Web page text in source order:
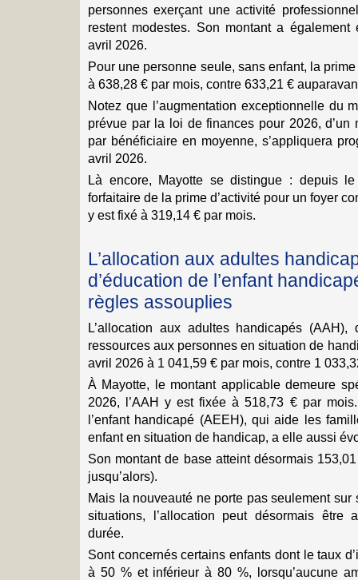
personnes exerçant une activité
restent modestes. Son montant a
avril 2026.
Pour une personne seule, sans enfant, la
à 638,28 € par mois, contre 633,21 €
Notez que l’augmentation exceptionnelle du
prévue par la loi de finances pour 2026,
par bénéficiaire en moyenne, s’appliquera
avril 2026.
Là encore, Mayotte se distingue : depuis
forfaitaire de la prime d’activité pour un foyer
y est fixé à 319,14 € par mois.
L’allocation aux adultes
d’éducation de l’enfant
règles assouplies
L’allocation aux adultes handicapés
ressources aux personnes en situation de
avril 2026 à 1 041,59 € par mois, contre 1
À Mayotte, le montant applicable demeure
2026, l’AAH y est fixée à 518,73 € par mois.
l’enfant handicapé (AEEH), qui aide les
enfant en situation de handicap, a elle aussi
Son montant de base atteint désormais
jusqu’alors).
Mais la nouveauté ne porte pas seulement sur
situations, l’allocation peut désormais être
durée.
Sont concernés certains enfants dont le taux
à 50 % et inférieur à 80 %, lorsqu’aucune